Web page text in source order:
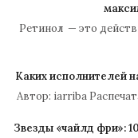
Ретинол — это
Каких исполнителей
Автор: iarriba
Звезды «чайлд фри»: